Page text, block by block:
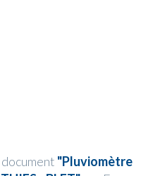
"Pluviomètre